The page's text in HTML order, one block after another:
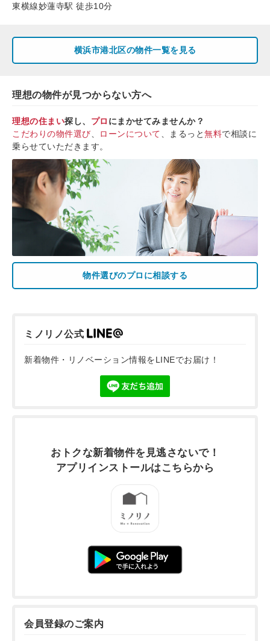
東横線妙蓮寺駅 徒歩10分
横浜市港北区の物件一覧を見る
理想の物件が見つからない方へ
理想の住まい探し、 プロ にまかせてみませんか？
こだわりの物件選び
ローンについて 、まるっと無料で相談に
乗らせていただきます。
物件選びのプロに相談する
ミノリノ公式
新着物件・リノベーション情報をLINEでお届け！
おトクな新着物件を 見逃さないで！
アプリインストールはこちらから
会員登録のご案内